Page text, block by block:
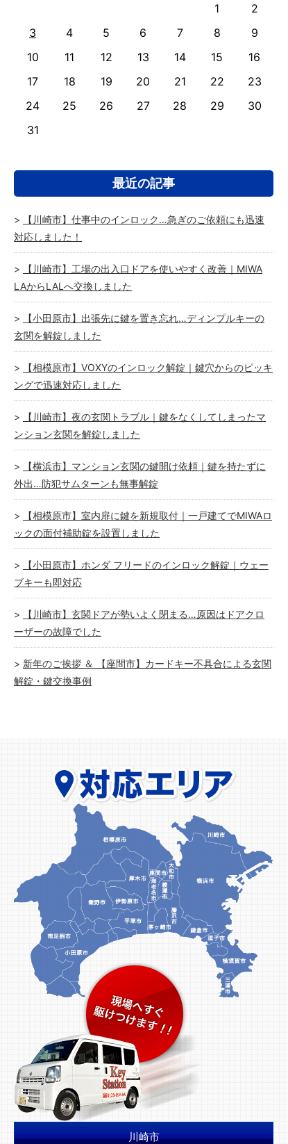
1
2
3
4 5 6 7 8
9
10
11 12 13 14 15
16
17
18 19 20 21 22
23
24
25 26 27 28 29
30
31
最近の記事
【川崎市】仕事中のインロック…急ぎのご依頼にも迅速
対応しました！
【川崎市】工場の出入口ドアを使いやすく改善｜MIWA
LAからLALへ交換しました
【小田原市】出張先に鍵を置き忘れ…ディンプルキーの
玄関を解錠しました
【相模原市】VOXYのインロック解錠｜鍵穴からのピッキ
ングで迅速対応しました
【川崎市】夜の玄関トラブル｜鍵をなくしてしまったマ
ンション玄関を解錠しました
【横浜市】マンション玄関の鍵開け依頼｜鍵を持たずに
外出…防犯サムターンも無事解錠
【相模原市】室内扉に鍵を新規取付｜一戸建てでMIWAロ
ックの面付補助錠を設置しました
【小田原市】ホンダ フリードのインロック解錠｜ウェー
ブキーも即対応
【川崎市】玄関ドアが勢いよく閉まる…原因はドアクロ
ーザーの故障でした
新年のご挨拶 ＆ 【座間市】カードキー不具合による玄関
解錠・鍵交換事例
川崎市